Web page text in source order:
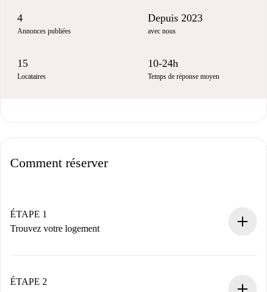
4
Annonces publiées
Depuis 2023
avec nous
15
Locataires
10-24h
Temps de réponse moyen
Comment réserver
ÉTAPE 1
Trouvez votre logement
Vous disposez à l’avance de toutes les informations
ÉTAPE 2